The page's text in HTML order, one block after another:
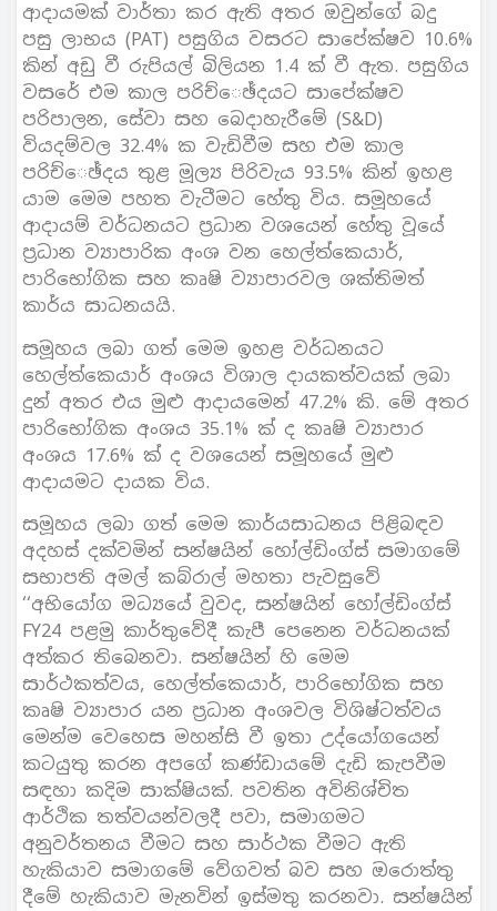
ආදායමක් වාර්තා කර ඇති අතර ඔවුන්ගේ බදු
පසු ලාභය (PAT) පසුගිය වසරට සාපේක්ෂව 10.6%
කින් අඩු වී රුපියල් බිලියන 1.4 ක් වී ඇත. පසුගිය
වසරේ එම කාල පරිච්ෙඡ්දයට සාපේක්ෂව
පරිපාලන, සේවා සහ බෙදාහැරීමේ (S&D)
වියදම්වල 32.4% ක වැඩිවීම සහ එම කාල
පරිච්ෙඡ්දය තුළ මූල්‍ය පිරිවැය 93.5% කින් ඉහළ
යාම මෙම පහත වැටීමට හේතු විය. සමූහයේ
ආදායම් වර්ධනයට ප‍්‍රධාන වශයෙන් හේතු වූයේ
ප‍්‍රධාන ව්‍යාපාරික අංශ වන හෙල්ත්කෙයාර්,
පාරිභෝගික සහ කෘෂි ව්‍යාපාරවල ශක්තිමත්
කාර්ය සාධනයයි.
සමූහය ලබා ගත් මෙම ඉහළ වර්ධනයට
හෙල්ත්කෙයාර් අංශය විශාල දායකත්වයක් ලබා
දුන් අතර එය මුළු ආදායමෙන් 47.2% කි. මේ අතර
පාරිභෝගික අංශය 35.1% ක් ද කෘෂි ව්‍යාපාර
අංශය 17.6% ක් ද වශයෙන් සමූහයේ මුළු
ආදායමට දායක විය.
සමූහය ලබා ගත් මෙම කාර්යසාධනය පිළිබඳව
අදහස් දක්වමින් සන්ෂයින් හෝල්ඩිංග්ස් සමාගමේ
සභාපති අමල් කබ්රාල් මහතා පැවසුවේ
‘‘අභියෝග මධ්‍යයේ වුවද, සන්ෂයින් හෝල්ඩිංග්ස්
FY24 පළමු කාර්තුවේදී කැපී පෙනෙන වර්ධනයක්
අත්කර තිබෙනවා. සන්ෂයින් හි මෙම
සාර්ථකත්වය, හෙල්ත්කෙයාර්, පාරිභෝගික සහ
කෘෂි ව්‍යාපාර යන ප‍්‍රධාන අංශවල විශිෂ්ටත්වය
මෙන්ම වෙහෙස මහන්සි වී ඉතා උද්යෝගයෙන්
කටයුතු කරන අපගේ කණ්ඩායමේ දැඩි කැපවීම
සඳහා කදිම සාක්ෂියක්. පවතින අවිනිශ්චිත
ආර්ථික තත්වයන්වලදී පවා, සමාගමට
අනුවර්තනය වීමට සහ සාර්ථක වීමට ඇති
හැකියාව සමාගමේ වේගවත් බව සහ ඔරොත්තු
දීමේ හැකියාව මැනවින් ඉස්මතු කරනවා. සන්ෂයින්